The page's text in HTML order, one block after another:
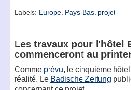
Labels: Europe, Pays-Bas, projet
Les travaux pour l'hôtel
commenceront au
Comme prévu, le cinquième
réalité. Le Badische Zeitung